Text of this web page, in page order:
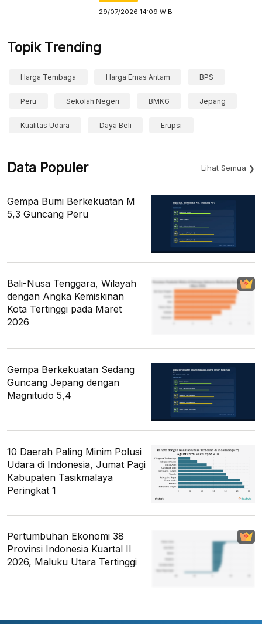
29/07/2026 14:09 WIB
Topik Trending
Harga Tembaga Harga Emas Antam BPS
Peru Sekolah Negeri BMKG Jepang
Kualitas Udara Daya Beli Erupsi
Data Populer Lihat Semua
Gempa Bumi Berkekuatan M
5,3 Guncang Peru
Bali-Nusa Tenggara, Wilayah
dengan Angka Kemiskinan
Kota Tertinggi pada Maret
2026
Gempa Berkekuatan Sedang
Guncang Jepang dengan
Magnitudo 5,4
10 Daerah Paling Minim Polusi
Udara di Indonesia, Jumat Pagi
Kabupaten Tasikmalaya
Peringkat 1
Pertumbuhan Ekonomi 38
Provinsi Indonesia Kuartal II
2026, Maluku Utara Tertinggi